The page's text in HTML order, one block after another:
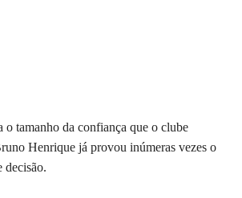
o tamanho da confiança que o clube
Henrique já provou inúmeras vezes o
decisão.